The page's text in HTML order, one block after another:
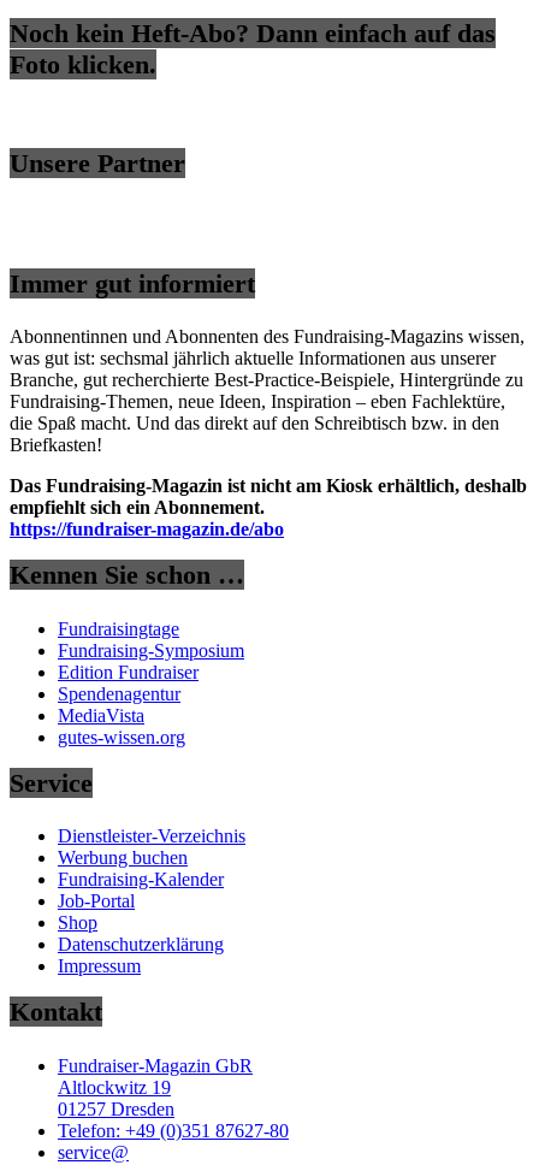
Noch kein Heft-Abo? Dann einfach auf das
Foto klicken.
Unsere Partner
Immer gut informiert
Abonnentinnen und Abonnenten des Fundraising-Magazins wissen,
was gut ist: sechsmal jährlich aktuelle Informationen aus unserer
Branche, gut recherchierte Best-Practice-Beispiele, Hintergründe zu
Fundraising-Themen, neue Ideen, Inspiration – eben Fachlektüre,
die Spaß macht. Und das direkt auf den Schreibtisch bzw. in den
Briefkasten!
Das Fundraising-Magazin ist nicht am Kiosk erhältlich, deshalb
empfiehlt sich ein Abonnement.
https://fundraiser-magazin.de/abo
Kennen Sie schon …
Fundraisingtage
Fundraising-Symposium
Edition Fundraiser
Spendenagentur
MediaVista
gutes-wissen.org
Service
Dienstleister-Verzeichnis
Werbung buchen
Fundraising-Kalender
Job-Portal
Shop
Datenschutzerklärung
Impressum
Kontakt
Fundraiser-Magazin GbR
Altlockwitz 19
01257 Dresden
Telefon: +49 (0)351 87627-80
service@